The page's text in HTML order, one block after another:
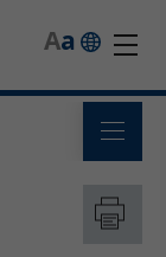
a
A